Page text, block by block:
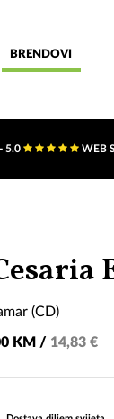
BRENDOVI
5.0 WEB
(CD)
KM / 14,83 €